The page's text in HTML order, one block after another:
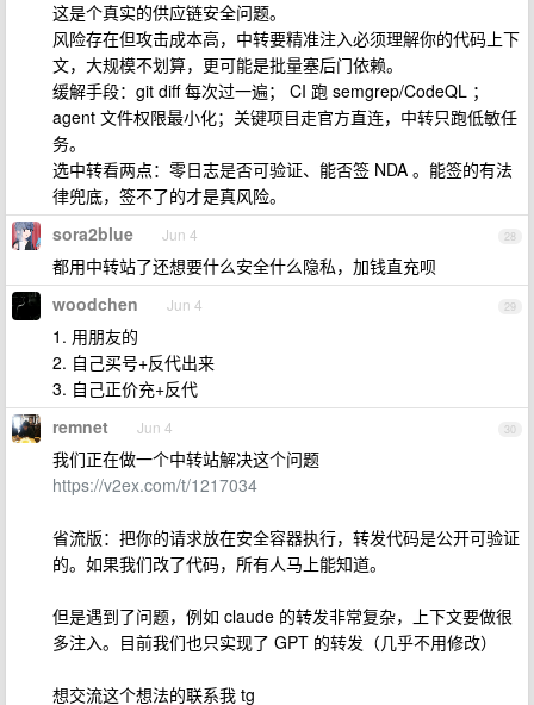
这是个真实的供应链安全问题。
风险存在但攻击成本高，中转要精准注入必须理解你的代码上下
文，大规模不划算，更可能是批量塞后门依赖。
缓解手段：git diff 每次过一遍； CI 跑 semgrep/CodeQL ；
agent 文件权限最小化；关键项目走官方直连，中转只跑低敏任
务。
选中转看两点：零日志是否可验证、能否签 NDA 。能签的有法
律兜底，签不了的才是真风险。
28
sora2blue Jun 4
都用中转站了还想要什么安全什么隐私，加钱直充呗
29
woodchen Jun 4
1. 用朋友的
2. 自己买号+反代出来
3. 自己正价充+反代
30
remnet Jun 4
我们正在做一个中转站解决这个问题
https://v2ex.com/t/1217034
省流版：把你的请求放在安全容器执行，转发代码是公开可验证
的。如果我们改了代码，所有人马上能知道。
但是遇到了问题，例如 claude 的转发非常复杂，上下文要做很
多注入。目前我们也只实现了 GPT 的转发（几乎不用修改）
想交流这个想法的联系我 tg